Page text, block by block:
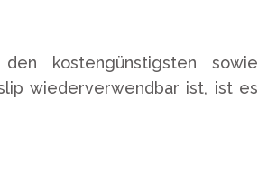
kostengünstigsten sowie
wiederverwendbar ist, ist es